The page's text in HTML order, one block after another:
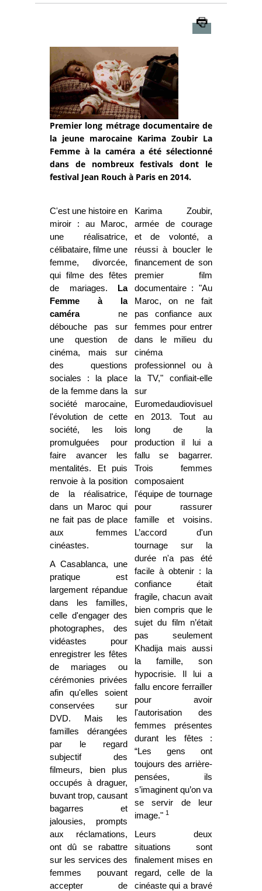
Premier long métrage documentaire de
la jeune marocaine Karima Zoubir La
Femme à la caméra a été sélectionné
dans de nombreux festivals dont le
festival Jean Rouch à Paris en 2014.
C'est une histoire en
miroir : au Maroc,
une réalisatrice,
célibataire, filme une
femme, divorcée,
qui filme des fêtes
de mariages.
La
Femme à la
camérane
débouche pas sur
une question de
cinéma, mais sur
des questions
sociales : la place
de la femme dans la
société marocaine,
l'évolution de cette
société, les lois
promulguées pour
faire avancer les
mentalités. Et puis
renvoie à la position
de la réalisatrice,
dans un Maroc qui
ne fait pas de place
aux femmes
cinéastes.
A Casablanca, une
pratique est
largement répandue
dans les familles,
celle d'engager des
photographes, des
vidéastes pour
enregistrer les fêtes
de mariages ou
cérémonies privées
afin qu'elles soient
conservées sur
DVD. Mais les
familles dérangées
par le regard
subjectif des
filmeurs, bien plus
occupés à draguer,
buvant trop, causant
bagarres et
jalousies, prompts
aux réclamations,
ont dû se rabattre
sur les services des
femmes pouvant
accepter de
Karima Zoubir,
armée de courage
et de volonté, a
réussi à boucler le
financement de son
premier film
documentaire : "Au
Maroc, on ne fait
pas confiance aux
femmes pour entrer
dans le milieu du
cinéma
professionnel ou à
la TV," confiait-elle
sur
Euromedaudiovisuel.net
en 2013. Tout au
long de la
production il lui a
fallu se bagarrer.
Trois femmes
composaient
l'équipe de tournage
pour rassurer
famille et voisins.
L’accord d'un
tournage sur la
durée n'a pas été
facile à obtenir : la
confiance était
fragile, chacun avait
bien compris que le
sujet du film n’était
pas seulement
Khadija mais aussi
la famille, son
hypocrisie. Il lui a
fallu encore ferrailler
pour avoir
l'autorisation des
femmes présentes
durant les fêtes :
“Les gens ont
toujours des arrière-
pensées, ils
s’imaginent qu’on va
se servir de leur
image." 1
Leurs deux
situations sont
finalement mises en
regard, celle de la
cinéaste qui a bravé